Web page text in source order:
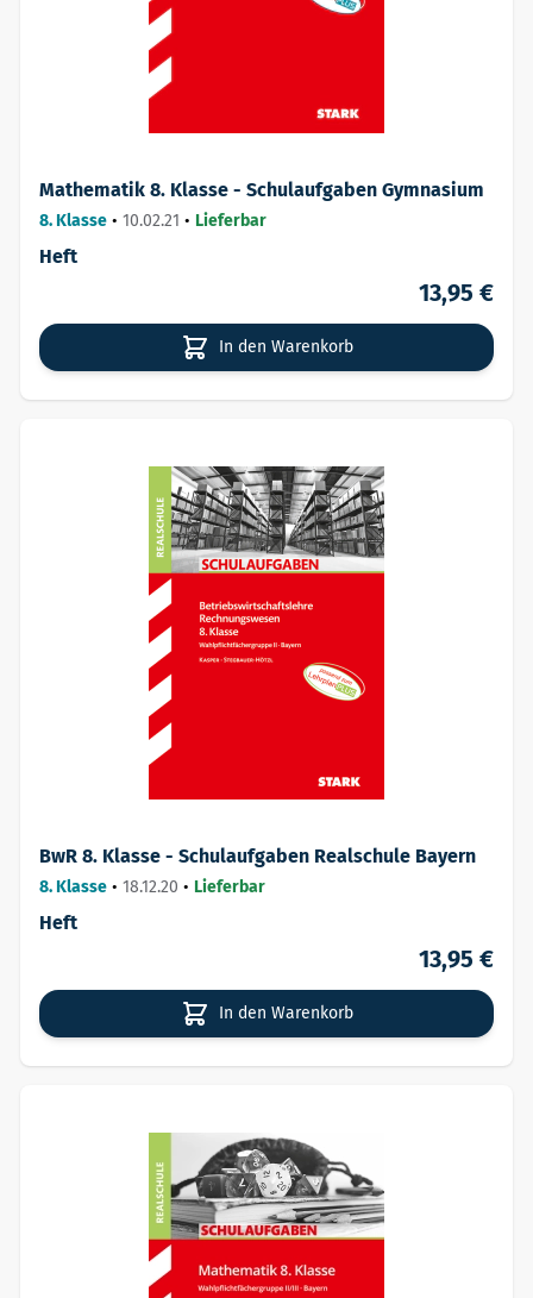
Mathematik 8. Klasse - Schulaufgaben Gymnasium
8. Klasse • 10.02.21 • Lieferbar
Heft
13,95 €
In den Warenkorb
BwR 8. Klasse - Schulaufgaben Realschule Bayern
8. Klasse • 18.12.20 • Lieferbar
Heft
13,95 €
In den Warenkorb